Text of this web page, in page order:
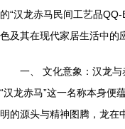
的“汉龙赤马民间工艺品
色及其在现代家居生活中的
一、 文化意象：汉龙
“汉龙赤马”这一名称本身便
明的源头与精神图腾，龙在